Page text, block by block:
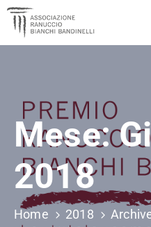
DOCUMENTI
EVENTI
PUBBLICAZIONI
CONTATTI
Mese:
2018
Home 2018